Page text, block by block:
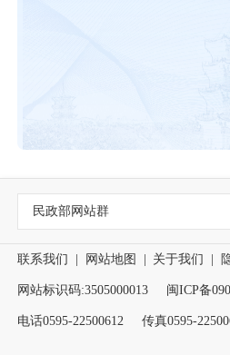
民政部网站群
联系我们 网站地图 关于我们
网站标识码:3505000013 闽ICP备
电话0595-22500612 传真0595-